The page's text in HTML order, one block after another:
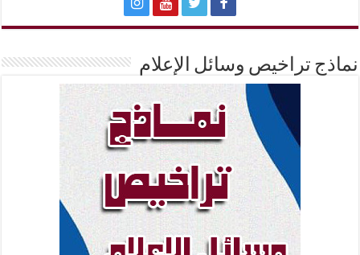
نماذج تراخيص وسائل الإعلام